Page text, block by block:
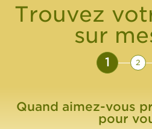
Trouvez
sur
1 2
Quand aimez-vous
pour